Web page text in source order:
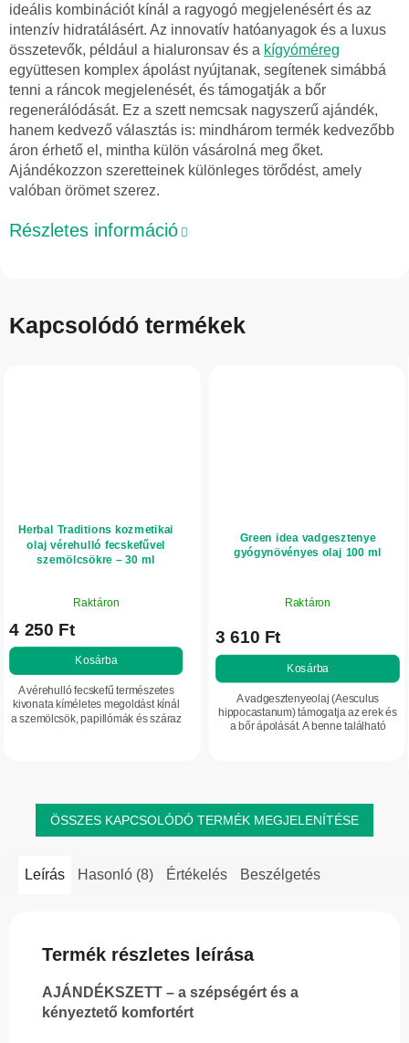
ideális kombinációt kínál a ragyogó megjelenésért és az
intenzív hidratálásért. Az innovatív hatóanyagok és a luxus
összetevők, például a hialuronsav és a kígyóméreg
együttesen komplex ápolást nyújtanak, segítenek simábbá
tenni a ráncok megjelenését, és támogatják a bőr
regenerálódását. Ez a szett nemcsak nagyszerű ajándék,
hanem kedvező választás is: mindhárom termék kedvezőbb
áron érhető el, mintha külön vásárolná meg őket.
Ajándékozzon szeretteinek különleges törődést, amely
valóban örömet szerez.
Részletes információ
Kapcsolódó termékek
Herbal Traditions kozmetikai
olaj vérehulló fecskefűvel
szemölcsökre – 30 ml
átlagos
értékelése
ből
5,0
csillag.
Raktáron
4 250 Ft
Kosárba
A vérehulló fecskefű természetes
kivonata kíméletes megoldást kínál
a szemölcsök, papillómák és száraz
Green idea vadgesztenye
gyógynövényes olaj 100 ml
Raktáron
3 610 Ft
Kosárba
A vadgesztenyeolaj (Aesculus
hippocastanum) támogatja az erek és
a bőr ápolását. A benne található
ÖSSZES KAPCSOLÓDÓ TERMÉK MEGJELENÍTÉSE
Leírás Hasonló (8) Értékelés Beszélgetés
Termék részletes leírása
AJÁNDÉKSZETT – a szépségért és a
kényeztető komfortért